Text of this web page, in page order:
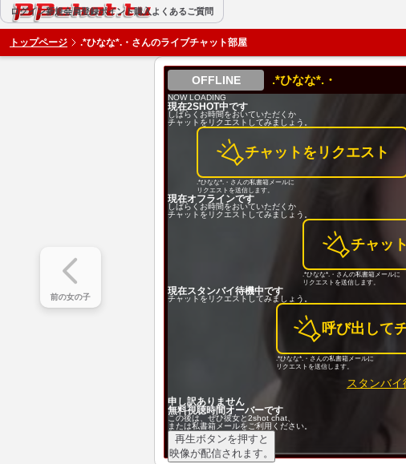
BBchatTV
ログイン新規会員登録ポイント購入 よくあるご質問
トップページ .*ひなな*.・さんのライブチャット部屋
前の女の子
.*ひなな*.・
NOW LOADING
現在2SHOT中です
しばらくお時間をおいていただくか
チャットをリクエストしてみましょう。
チャットをリクエスト
.*ひなな*.・さんの私書箱メールに
リクエストを送信します。
現在オフラインです
しばらくお時間をおいていただくか
チャットをリクエストしてみましょう。
チャッ
.*ひなな*.・さんの私書箱メールに
リクエストを送信します。
現在スタンバイ待機中です
チャットをリクエストしてみましょう。
呼び出して
.*ひなな*.・さんの私書箱メールに
リクエストを送信します。
スタンバイ
申し訳ありません
無料視聴時間オーバーです
この後は、ぜひ彼女と2shot chat、
または私書箱メールをご利用ください。
再生ボタンを押すと
映像が配信されます。